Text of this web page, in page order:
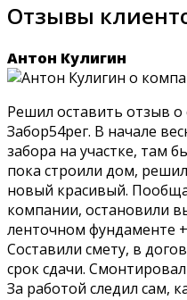
Отзывы
Антон Кулигин
Решил оставить отзыв о
Забор54рег. В начале
забора на участке, там
пока строили дом,
новый красивый.
компании, остановили
ленточном фундаменте
Составили смету, в
срок сдачи.
За работой следил сам,